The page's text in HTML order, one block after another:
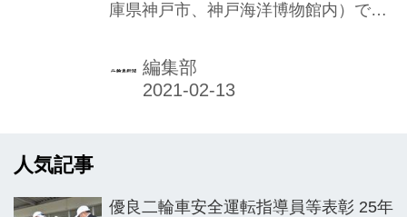
庫県神戸市、神戸海洋博物館内）で
展を2月9日より開催し、広く話題を集
めている。開催期間は2月28日まで。
編集部
人気記事
優良二輪車安全運転指導員等表彰 25年